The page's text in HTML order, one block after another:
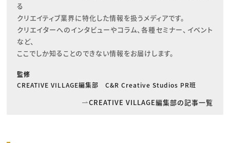
る
クリエイティブ業界に特化した情報を扱うメディアです。
クリエイターへのインタビューやコラム、各種セミナー、イベント
など、
ここでしか知ることのできない情報をお届けします。
監修
CREATIVE VILLAGE編集部 C&R Creative Studios PR班
CREATIVE VILLAGE編集部の記事一覧